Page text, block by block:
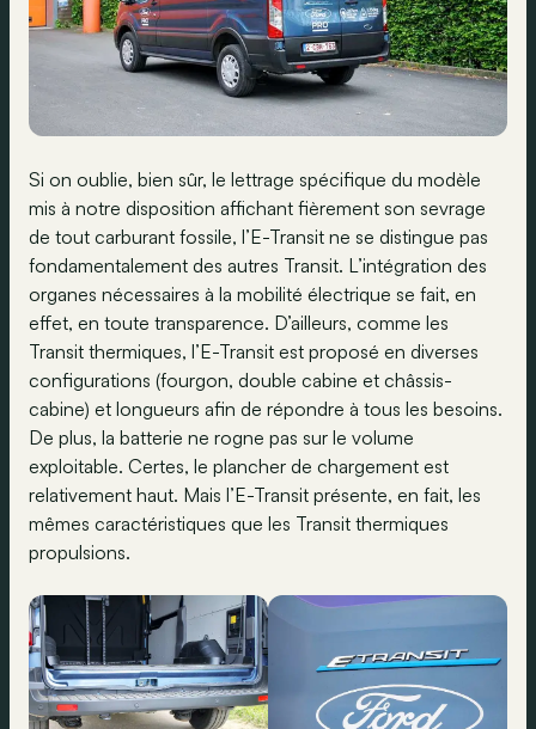
Si on oublie, bien sûr, le lettrage spécifique du modèle
mis à notre disposition affichant fièrement son sevrage
de tout carburant fossile, l’E-Transit ne se distingue pas
fondamentalement des autres Transit. L’intégration des
organes nécessaires à la mobilité électrique se fait, en
effet, en toute transparence. D’ailleurs, comme les
Transit thermiques, l’E-Transit est proposé en diverses
configurations (fourgon, double cabine et châssis-
cabine) et longueurs afin de répondre à tous les besoins.
De plus, la batterie ne rogne pas sur le volume
exploitable. Certes, le plancher de chargement est
relativement haut. Mais l’E-Transit présente, en fait, les
mêmes caractéristiques que les Transit thermiques
propulsions.